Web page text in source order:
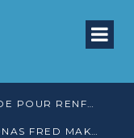
L’ACAT CONGO PRÉSENTE UN GUIDE POUR RENFORCER LES GARANTIES JUDICIAIRES EN GARDE À VUE
DEPUIS SA CELLULE À OUESSO, JONAS FRED MAKITA DÉNONCE CE QU’IL QUALIFIE DE DÉNI DE JUSTICE